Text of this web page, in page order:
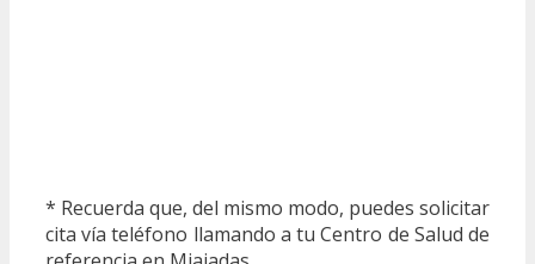
* Recuerda que, del mismo modo, puedes solicitar
cita vía teléfono llamando a tu Centro de Salud de